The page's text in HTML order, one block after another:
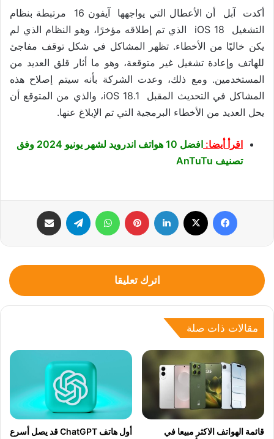
أكدت آبل أن الأعطال التي يواجهها آيفون 16 مرتبطة بنظام
التشغيل iOS 18 الذي تم إطلاقه مؤخرًا، وهو النظام الذي لم
يكن خاليًا من الأخطاء. تظهر المشاكل في شكل توقف مفاجئ
للهاتف وإعادة تشغيل غير متوقعة، وهو ما أثار قلق العديد من
المستخدمين. ومع ذلك، وعدت الشركة بأنه سيتم إصلاح هذه
المشاكل في التحديث المقبل iOS 18.1، والذي من المتوقع أن
يحل العديد من الأخطاء البرمجية التي تم الإبلاغ عنها.
اقرأ أيضا:
افضل 10 هواتف اندرويد لشهر يونيو 2024 وفق
تصنيف AnTuTu
اترك تعليقا
مقالات ذات صلة
قائمة الهواتف الاكثر مبيعا في
أول هاتف ChatGPT قد يصل أسرع